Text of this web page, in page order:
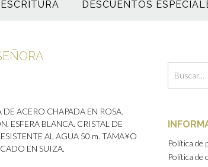
ESCRITURA DESCUENTOS
ACERO CHAPADA EN ROSA.
ESFERA BLANCA. CRISTAL DE
AL AGUA 50 m. TAMA¥O
EN SUIZA.
Política de
Política de